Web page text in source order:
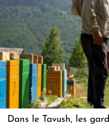
Dans le Tavush, les